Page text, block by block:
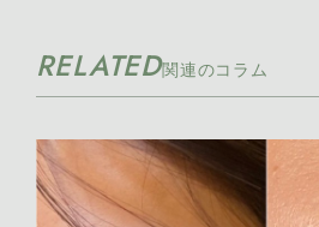
2026年5月 [11]
2026年3月 [21]
2026年2月 [8]
RELATED関連のコラム